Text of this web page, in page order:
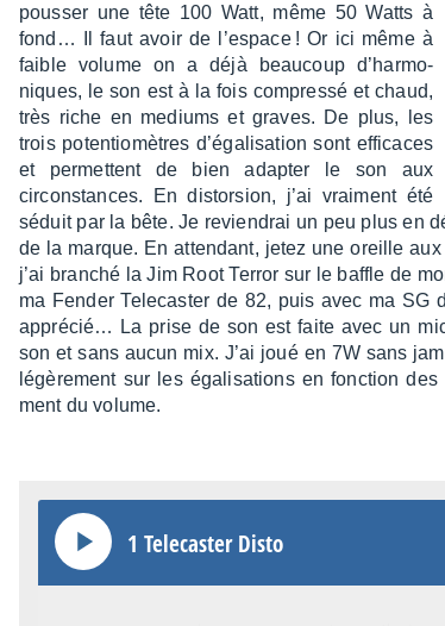
pous­ser une tête 100 Watt, même 50 Watts à
fond… Il faut avoir de l’es­pace ! Or ici même à
faible volume on a déjà beau­coup d’har­mo­
niques, le son est à la fois compressé et chaud,
très riche en mediums et graves. De plus, les
trois poten­tio­mètres d’éga­li­sa­tion sont effi­caces
et permettent de bien adap­ter le son aux
circons­tances. En distor­sion, j’ai vrai­ment été
séduit par la bête. Je revien­drai un peu plus en
de la marque. En atten­dant, jetez une oreille
j’ai bran­ché la Jim Root Terror sur le baffle de
ma Fender Tele­cas­ter de 82, puis avec ma
appré­cié… La prise de son est faite avec un
son et sans aucun mix. J’ai joué en 7W sans
légè­re­ment sur les égali­sa­tions en fonc­tion
ment du volume.
1 Tele­cas­ter Disto